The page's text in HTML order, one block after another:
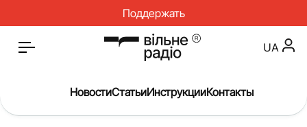
Поддержать
UA
НовостиСтатьиИнструкцииКонтакты